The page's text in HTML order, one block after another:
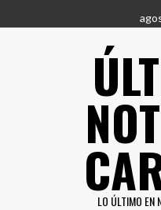
al
LO ÚLTIMO EN